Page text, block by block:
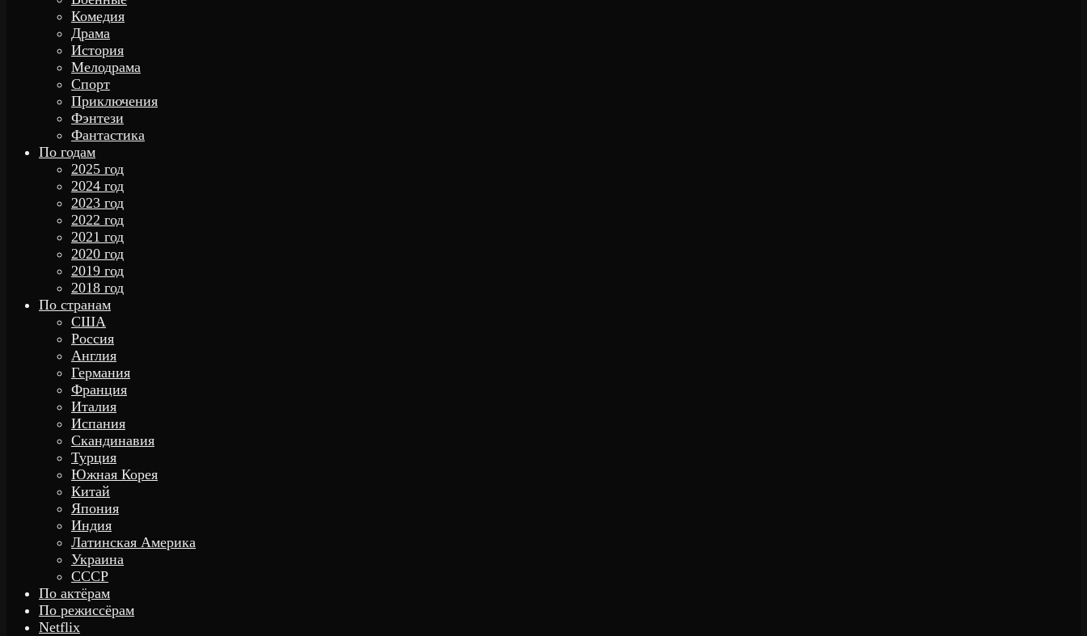
Комедия
Драма
История
Мелодрама
Спорт
Приключения
Фэнтези
Фантастика
По годам
2025 год
2024 год
2023 год
2022 год
2021 год
2020 год
2019 год
2018 год
По странам
США
Россия
Англия
Германия
Франция
Италия
Испания
Скандинавия
Турция
Южная Корея
Китай
Япония
Индия
Латинская Америка
Украина
СССР
По актёрам
По режиссёрам
Netflix